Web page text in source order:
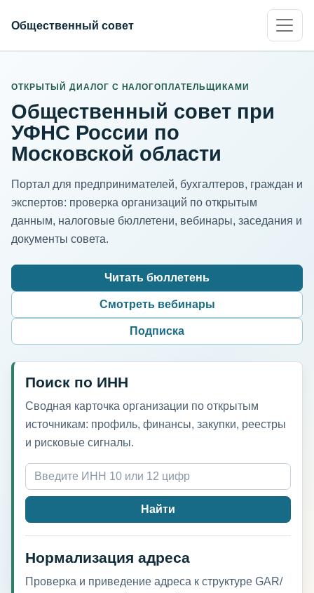
Общественный совет
ОТКРЫТЫЙ ДИАЛОГ С НАЛОГОПЛАТЕЛЬЩИКАМИ
Общественный совет при
УФНС России по
Московской области
Портал для предпринимателей, бухгалтеров, граждан и
экспертов: проверка организаций по открытым
данным, налоговые бюллетени, вебинары, заседания и
документы совета.
Читать бюллетень
Смотреть вебинары
Подписка
Поиск по ИНН
Сводная карточка организации по открытым
источникам: профиль, финансы, закупки, реестры
и рисковые сигналы.
ИНН организации
Найти
Нормализация адреса
Проверка и приведение адреса к структуре GAR/
Адрес для нормализации